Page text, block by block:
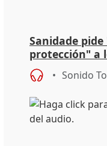
Sanidade
protección" a
eclipse del 12
Sonido